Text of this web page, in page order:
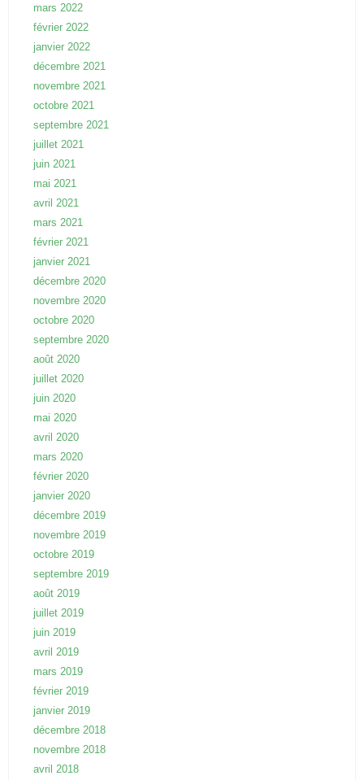
mars 2022
février 2022
janvier 2022
décembre 2021
novembre 2021
octobre 2021
septembre 2021
juillet 2021
juin 2021
mai 2021
avril 2021
mars 2021
février 2021
janvier 2021
décembre 2020
novembre 2020
octobre 2020
septembre 2020
août 2020
juillet 2020
juin 2020
mai 2020
avril 2020
mars 2020
février 2020
janvier 2020
décembre 2019
novembre 2019
octobre 2019
septembre 2019
août 2019
juillet 2019
juin 2019
avril 2019
mars 2019
février 2019
janvier 2019
décembre 2018
novembre 2018
avril 2018